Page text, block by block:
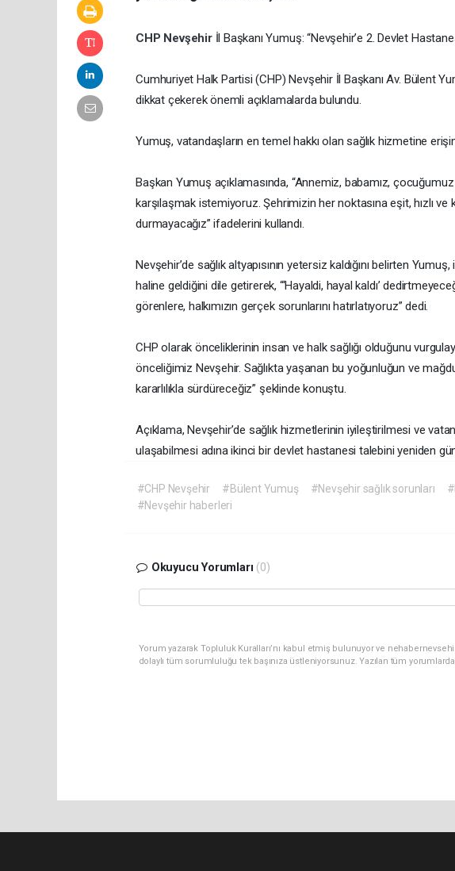
CHP Nevşehir İl Başkanı Yumuş: “Nevşehir’e 2. Devlet
Cumhuriyet Halk Partisi (CHP) Nevşehir İl Başkanı Av. Bülent
dikkat çekerek önemli açıklamalarda bulundu.
Yumuş, vatandaşların en temel hakkı olan sağlık hizmetine
Başkan Yumuş açıklamasında, “Annemiz, babamız, çocuğumuz
karşılaşmak istemiyoruz. Şehrimizin her noktasına eşit, hızlı
durmayacağız” ifadelerini kullandı.
Nevşehir’de sağlık altyapısının yetersiz kaldığını belirten
haline geldiğini dile getirerek, “‘Hayaldi, hayal kaldı’
görenlere, halkımızın gerçek sorunlarını hatırlatıyoruz” dedi.
CHP olarak önceliklerinin insan ve halk sağlığı olduğunu
önceliğimiz Nevşehir. Sağlıkta yaşanan bu yoğunluğun ve
kararlılıkla sürdüreceğiz” şeklinde konuştu.
Açıklama, Nevşehir’de sağlık hizmetlerinin iyileştirilmesi ve
ulaşabilmesi adına ikinci bir devlet hastanesi talebini yeniden
#CHP Nevşehir #Bülent Yumuş #Nevşehir sağlık sorunları
#Nevşehir haberleri
Okuyucu Yorumları (0)
Yorum yazarak Topluluk Kuralları’nı kabul etmiş bulunuyor ve
dolaylı tüm sorumluluğu tek başınıza üstleniyorsunuz. Yazılan tüm